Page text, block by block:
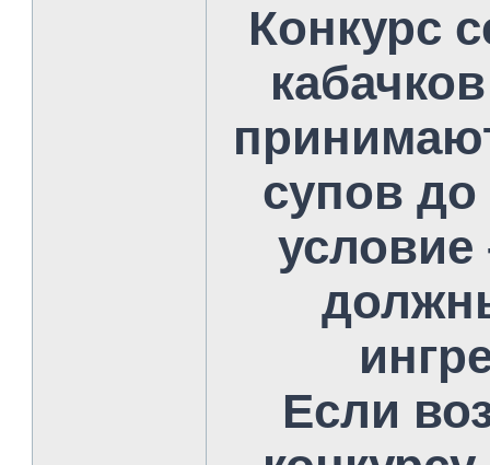
Конкурс
супов до
условие
Если